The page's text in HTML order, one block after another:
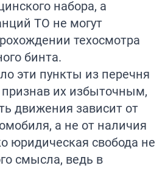
набора, а
ТО не могут
техосмотра
бинта.
эти пункты из перечня
признав их избыточным,
движения зависит от
а не от наличия
юридическая свобода не
смысла, ведь в